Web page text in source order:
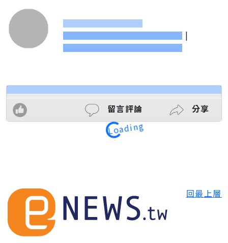
|
留言評論 分享
Loading
回最上層